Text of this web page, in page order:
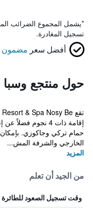
*يشمل المجموع الضرائب
تسجيل المغادرة.
أفضل سعر مضمون
حول منتجع وسبا
إقامة ذات 4 نجوم
حمام تركي وجاكوزي. بإمكان
الخارجي والشرفة المش...
المزيد
من الجيد أن تعلم
وقت تسجيل الصعود للطائرة